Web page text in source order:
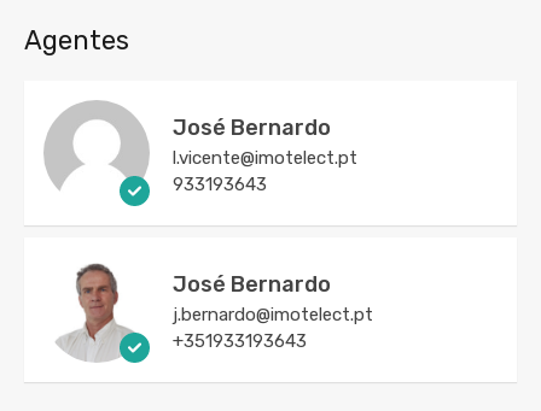
Agentes
José Bernardo
l.vicente@imotelect.pt
933193643
José Bernardo
j.bernardo@imotelect.pt
+351933193643